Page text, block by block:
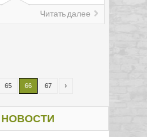
Читать далее
65 66 67 ›